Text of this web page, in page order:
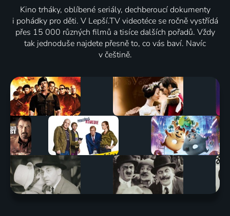
Kino trháky, oblíbené seriály, dechberoucí dokumenty
i pohádky pro děti. V Lepší.TV videotéce se ročně vystřídá
přes 15 000 různých filmů a tisíce dalších pořadů. Vždy
tak jednoduše najdete přesně to, co vás baví. Navíc
v češtině.